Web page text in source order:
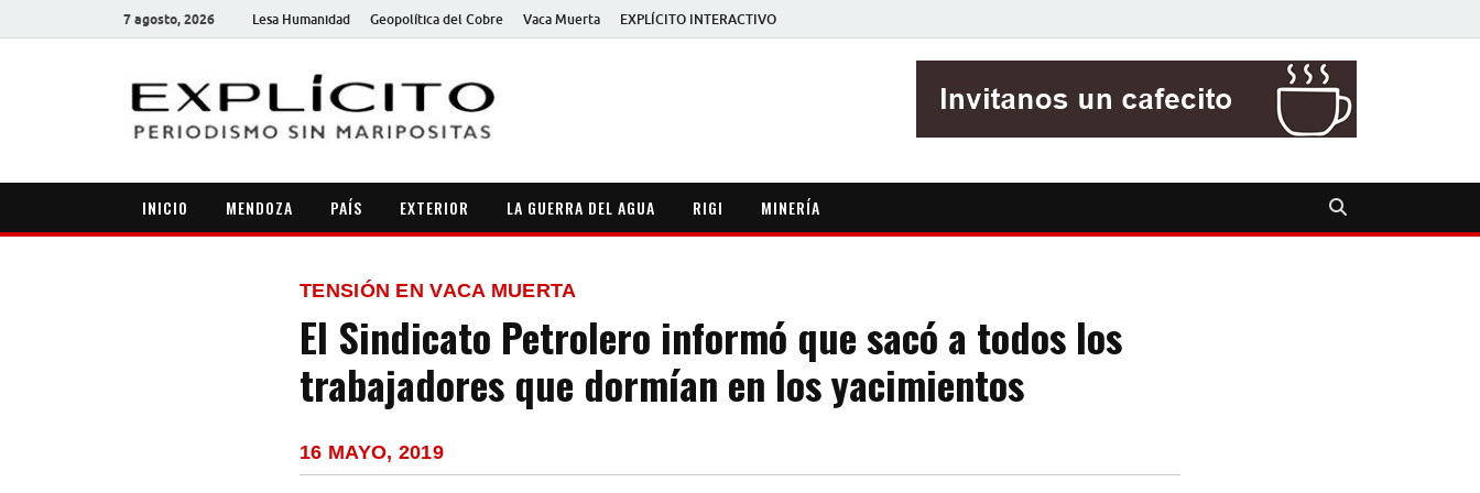
7 agosto, 2026 Lesa Humanidad Geopolítica del Cobre Vaca Muerta EXPLÍCITO INTERACTIVO
INICIO MENDOZA PAÍS EXTERIOR LA GUERRA DEL AGUA RIGI MINERÍA
TENSIÓN EN VACA MUERTA
El Sindicato Petrolero informó que sacó a todos los
trabajadores que dormían en los yacimientos
16 MAYO, 2019